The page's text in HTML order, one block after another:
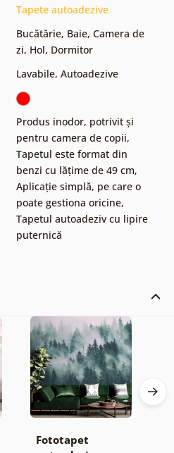
Tapete autoadezive
Bucătărie, Baie, Camera de
zi, Hol, Dormitor
Lavabile, Autoadezive
Produs inodor, potrivit și
pentru camera de copii,
Tapetul este format din
benzi cu lățime de 49 cm,
Aplicație simplă, pe care o
poate gestiona oricine,
Tapetul autoadeziv cu lipire
puternică
Fototapet